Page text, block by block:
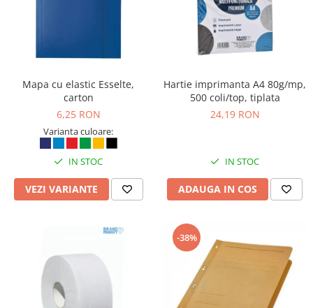
Mapa cu elastic Esselte,
carton
6,25 RON
Varianta culoare:
IN STOC
VEZI VARIANTE
Hartie imprimanta A4 80g/mp,
500 coli/top, tiplata
24,19 RON
IN STOC
ADAUGA IN COS
-38%